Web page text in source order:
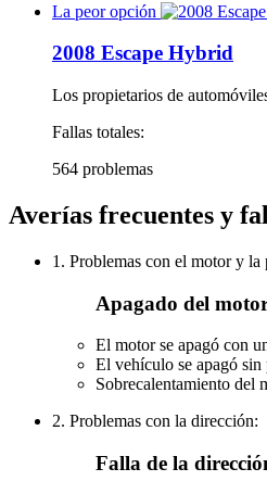
La peor opción
2008 Escape Hybrid
Los propietarios de
Fallas totales:
564 problemas
Averías frecuentes y
1. Problemas con el motor y la
Apagado del
El motor se apagó con
El vehículo se apagó sin
Sobrecalentamiento del
2. Problemas con la dirección:
Falla de la